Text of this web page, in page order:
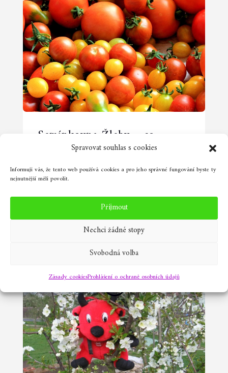
Spravovat souhlas s cookies
Informuji vás, že tento web používá cookies a pro jeho správné fungování byste ty
nejnutnější měli povolit.
Příjmout
Nechci žádné stopy
Svobodná volba
Zásady cookiesProhlášení o ochraně osobních údajů
Semínkovna Žleby – co
nového v srpnu 2025
V Semínkovně Žleby před domem u
křižovatky na Šumavě byla během
června a července „dovolená“.
Semínka na jarní výsevy byla
rozebrána a na novou úrodu se